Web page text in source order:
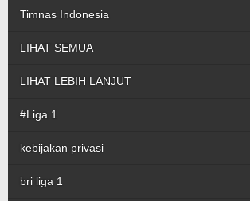
Timnas Indonesia
LIHAT SEMUA
LIHAT LEBIH LANJUT
#Liga 1
kebijakan privasi
bri liga 1